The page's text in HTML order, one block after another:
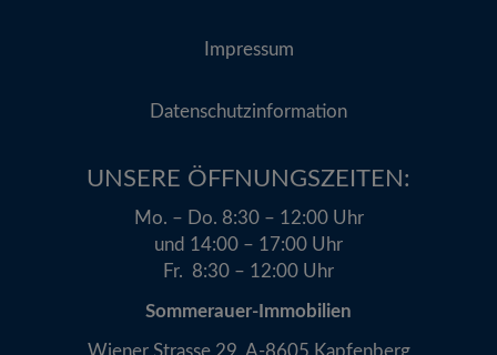
Impressum
Datenschutzinformation
UNSERE ÖFFNUNGSZEITEN:​
Mo. – Do. 8:30 – 12:00 Uhr
und 14:00 – 17:00 Uhr
Fr. 8:30 – 12:00 Uhr
Sommerauer-Immobilien
Wiener Strasse 29, A-8605 Kapfenberg